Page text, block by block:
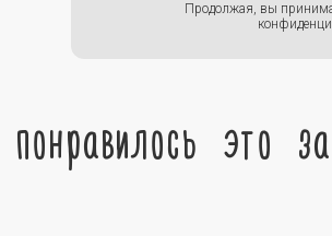
Продолжая, вы
это